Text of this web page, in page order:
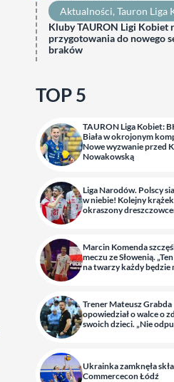
Aktualności, Tauron Liga
Kluby TAURON Ligi Kobiet
przygotowania do nowego
braków
TOP 5
TAURON Liga Kobiet:
Biała w okrojonym
Nowe wyzwanie przed
Nowakowską
Liga Narodów. Polscy
w niebie! Kolejny krążek
okraszony
Marcin Komenda
meczu ze Słowenią.
na twarzy każdy będzie
Trener Mateusz Grabda
opowiedział o walce o
swoich dzieci. „Nie
Ukrainka zamknęła
Commercecon Łódź